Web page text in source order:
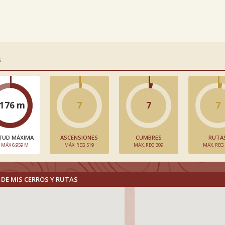
m
MÁXIMA
MÁX 6.959 M
7
ASCENSIONES
MÁX. REG 519
7
CUMBRES
MÁX. REG 309
7
MÁX.
MIS CERROS Y RUTAS